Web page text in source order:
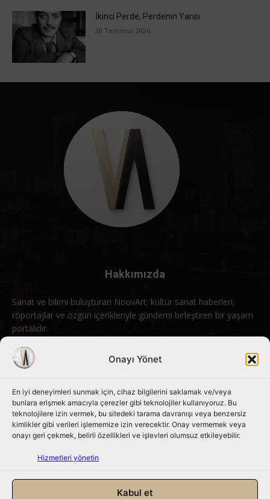
Onayı Yönet
En iyi deneyimleri sunmak için, cihaz bilgilerini saklamak ve/veya
bunlara erişmek amacıyla çerezler gibi teknolojiler kullanıyoruz. Bu
teknolojilere izin vermek, bu sitedeki tarama davranışı veya benzersiz
kimlikler gibi verileri işlememize izin verecektir. Onay vermemek veya
onayı geri çekmek, belirli özellikleri ve işlevleri olumsuz etkileyebilir.
Hizmetleri yönetin
Kabul et
İkinci Perde, Perdenin Yarısı
28 Temmuz 2026
Hakkımızda
Sanat ve bilimi buluşturan NouvArt; kültür sanat haberleri,
röportajlar ve özgün içerikleriyle gündemi birleştiren bir yaşam
portalıdır.
Bizimle iletişime geçin: info@nouvart.net
Bizi Takip Edin